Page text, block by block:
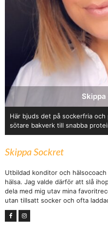
Här bjuds det på sockerfria
sötare bakverk till snabba
Skippa Sockret
Utbildad konditor och
hälsa. Jag valde därför att slå
dela med mig utav mina
utan tillsatt socker och ofta